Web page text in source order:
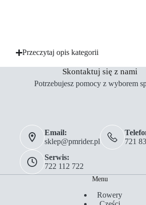
Przeczytaj opis kategorii
Skontaktuj się z nami
Potrzebujesz pomocy z wyborem
Email:
sklep@pmrider.pl
721
Serwis:
722 112 722
Menu
Rowery